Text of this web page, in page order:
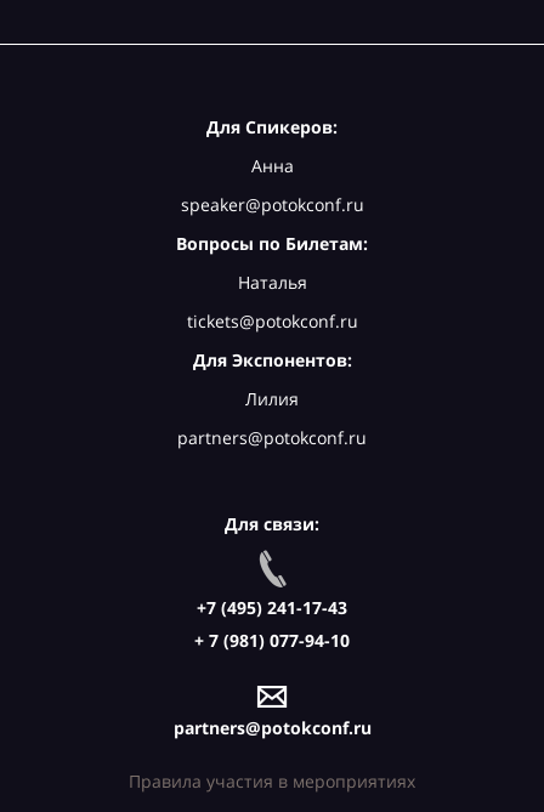
Для Спикеров:
Анна
speaker@potokconf.ru
Вопросы по Билетам:
Наталья
tickets@potokconf.ru
Для Экспонентов:
Лилия
partners@potokconf.ru
Для связи:
+7 (495) 241-17-43
+ 7 (981) 077-94-10
partners@potokconf.ru
Правила участия в мероприятиях